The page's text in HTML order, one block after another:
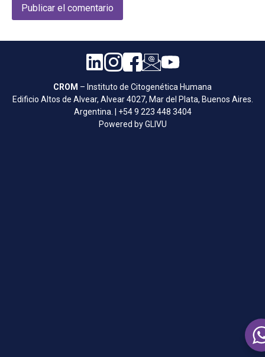
CROM – Instituto de Citogenética Humana
Edificio Altos de Alvear, Alvear 4027, Mar del Plata, Buenos Aires.
Argentina. | +54 9 223 448 3404
Powered by GLIVU